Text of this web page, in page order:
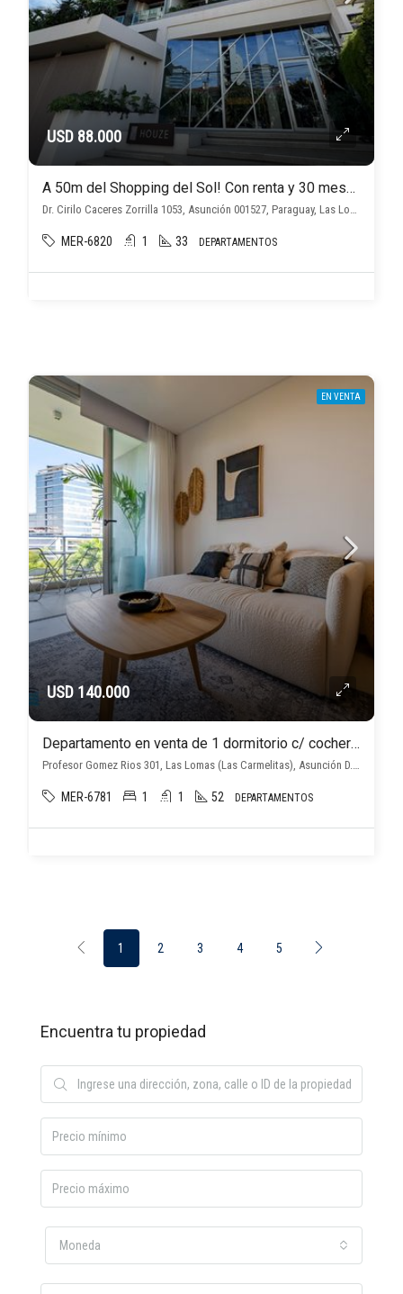
USD 88.000
A 50m del Shopping del Sol! Con renta y 30 meses de financiación!
Dr. Cirilo Caceres Zorrilla 1053, Asunción 001527, Paraguay, Las Lomas (Las Carmelitas), Asunción D.C.
MER-6820 1 33 DEPARTAMENTOS
EN VENTA
USD 140.000
Departamento en venta de 1 dormitorio c/ cochera en Las Lomas (Las Carmelitas)
Profesor Gomez Rios 301, Las Lomas (Las Carmelitas), Asunción D.C.
MER-6781 1 1 52 DEPARTAMENTOS
1 2 3 4 5
Encuentra tu propiedad
Moneda